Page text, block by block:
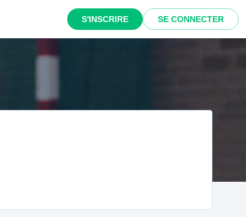
S'INSCRIRE SE CONNECTER